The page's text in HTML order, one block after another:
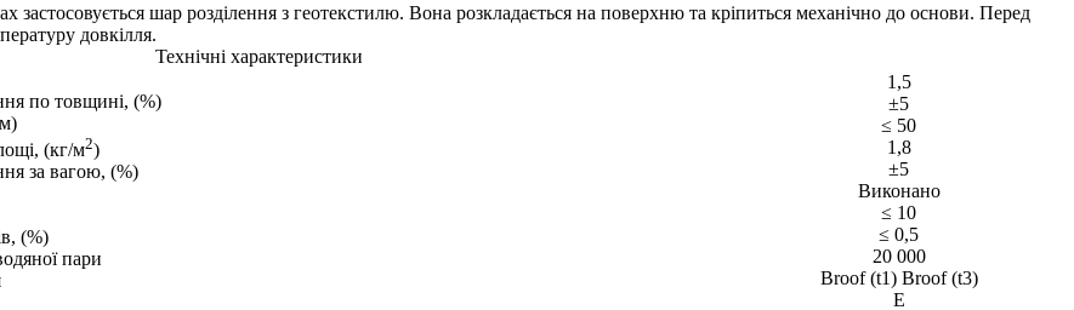
шар розділення з геотекстилю. Вона розкладається на поверхню та кріпиться механічно до основи. Перед
довкілля.
Технічні характеристики
по товщині, (%)
(кг/м2)
за вагою, (%)
(%)
пари
1,5
±5
≤ 50
1,8
±5
Виконано
≤ 10
≤ 0,5
20 000
Broof (t1) Broof (t3)
Е